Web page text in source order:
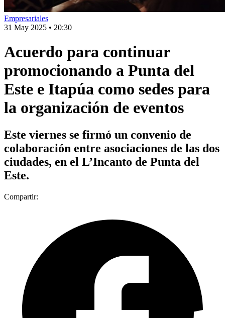
Empresariales
31 May 2025 • 20:30
Acuerdo para continuar
promocionando a Punta del
Este e Itapúa como sedes para
la organización de eventos
Este viernes se firmó un convenio de
colaboración entre asociaciones de las dos
ciudades, en el L’Incanto de Punta del
Este.
Compartir: